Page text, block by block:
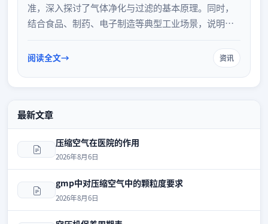
准，深入探讨了气体净化与过滤的基本原理。同时，
结合食品、制药、电子制造等典型工业场景，说明了
略，为优化生产环境与提升产品质量提供技术参考。
阅读全文 资讯
最新文章
压缩空气在医院的作用
2026年8月6日
gmp中对压缩空气中的颗粒度要求
2026年8月6日